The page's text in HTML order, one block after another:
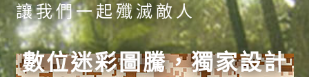
讓我們一起殲滅敵人
數位迷彩圖騰，獨家設計